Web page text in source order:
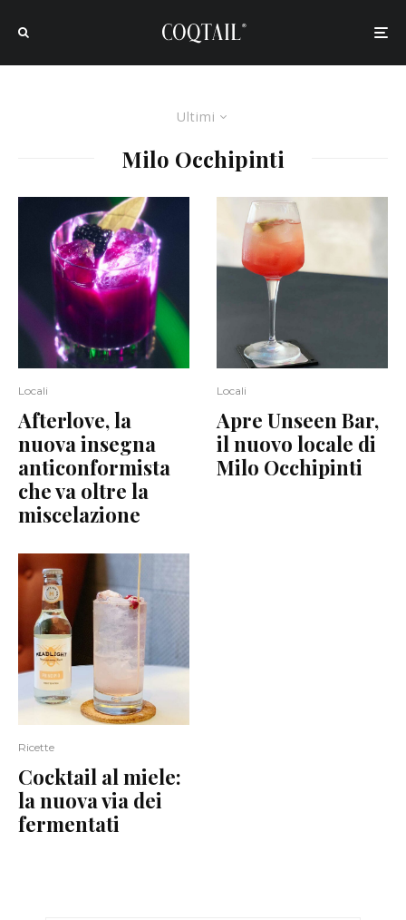
Ultimi
Milo Occhipinti
Locali
Afterlove, la
nuova insegna
anticonformista
che va oltre la
miscelazione
Ricette
Cocktail al miele:
la nuova via dei
fermentati
Locali
Apre Unseen Bar,
il nuovo locale di
Milo Occhipinti